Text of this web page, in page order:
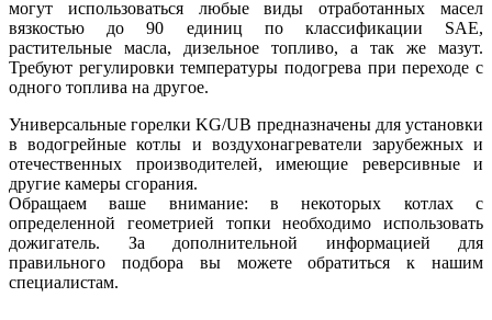
могут использоваться любые виды отработанных масел
вязкостью до 90 единиц по классификации SAE,
растительные масла, дизельное топливо, а так же мазут.
Требуют регулировки температуры подогрева при переходе с
одного топлива на другое.
Универсальные горелки KG/UB предназначены для установки
в водогрейные котлы и воздухонагреватели зарубежных и
отечественных производителей, имеющие реверсивные и
другие камеры сгорания.
Обращаем ваше внимание: в некоторых котлах с
определенной геометрией топки необходимо использовать
дожигатель. За дополнительной информацией для
правильного подбора вы можете обратиться к нашим
специалистам.